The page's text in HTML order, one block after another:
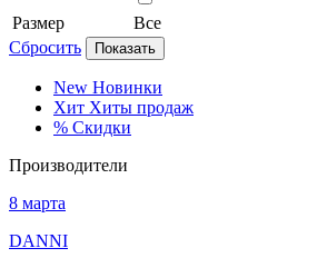
Размер
Все
Сбросить
Показать
New Новинки
Хит Хиты продаж
% Скидки
Производители
8 марта
DANNI